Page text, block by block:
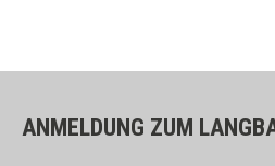
ANMELDUNG ZUM